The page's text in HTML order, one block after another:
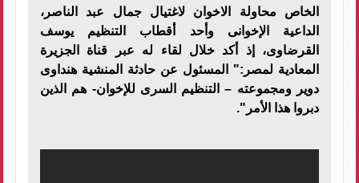
الخاص محاولة الاخوان لاغتيال جمال عبد الناصر،
الداعية الإخوانى وأحد أقطاب التنظيم يوسف
القرضاوى، إذ أكد خلال لقاء له عبر قناة الجزيرة
المعادية لمصر:" المسئول عن حادثة المنشية هنداوى
دوير ومجموعته – التنظيم السرى للإخوان- هم الذين
دبروا هذا الأمر".